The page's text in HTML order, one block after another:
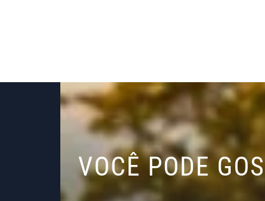
VOCÊ PODE